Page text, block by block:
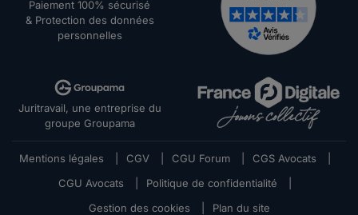
Paiement 100% sécurisé
& Protection des données
personnelles
Juritravail, une entreprise du
groupe Groupama
Mentions légales CGV CGU Forum CGS Avocats
CGU Avocats
Politique de confidentialité
Gestion des cookies
Plan du site